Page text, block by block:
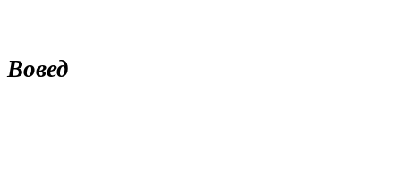
Вовед